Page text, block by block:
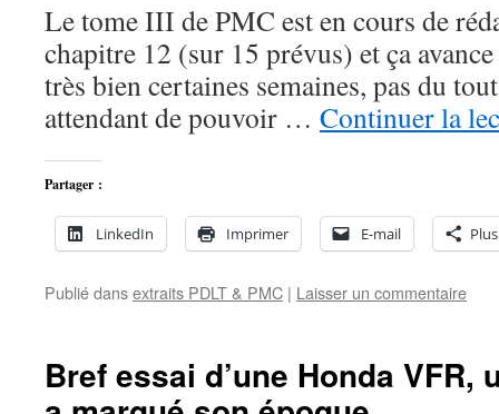
Le tome III de PMC est en cours de
chapitre 12 (sur 15 prévus) et ça
très bien certaines semaines, pas du
attendant de pouvoir … Continuer la
Partager :
LinkedIn Imprimer E-mail Plus
Publié dansextraits PDLT & PMC | Laisser un commentaire
Bref essai d’une Honda VFR,